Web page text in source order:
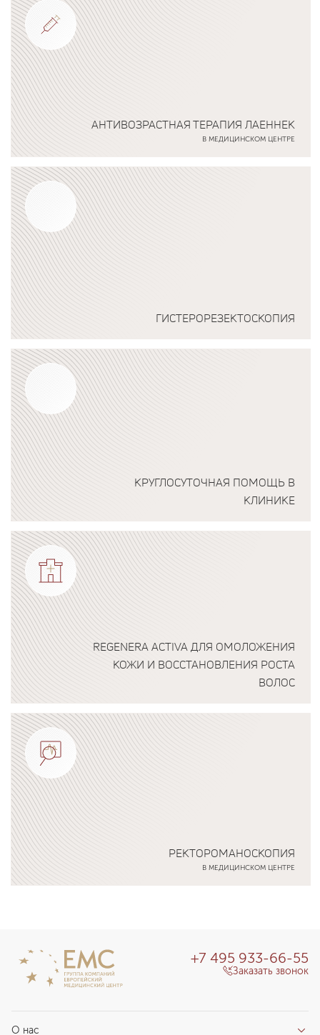
АНТИВОЗРАСТНАЯ ТЕРАПИЯ ЛАЕННЕК
В МЕДИЦИНСКОМ ЦЕНТРЕ
Подробнее о программе
ГИСТЕРОРЕЗЕКТОСКОПИЯ
Подробнее о программе
КРУГЛОСУТОЧНАЯ ПОМОЩЬ В
КЛИНИКЕ
Подробнее о программе
REGENERA ACTIVA ДЛЯ ОМОЛОЖЕНИЯ
КОЖИ И ВОССТАНОВЛЕНИЯ РОСТА
ВОЛОС
Подробнее о программе
РЕКТОРОМАНОСКОПИЯ
В МЕДИЦИНСКОМ ЦЕНТРЕ
О нас
+7 495 933-66-55
Заказать звонок